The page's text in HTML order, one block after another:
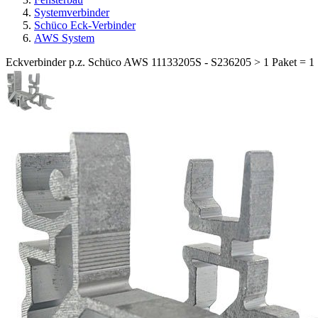
Systemverbinder
Schüco Eck-Verbinder
AWS System
Eckverbinder p.z. Schüco AWS 11133205S - S236205 > 1 Paket = 1